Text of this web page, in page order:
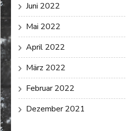
Juni 2022
Mai 2022
April 2022
März 2022
Februar 2022
Dezember 2021